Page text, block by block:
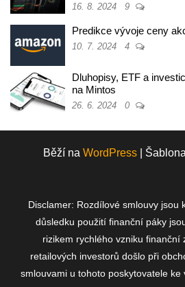
16. 8. 2024 9
Predikce vývoje ceny
10. 7. 2024 4
Dluhopisy, ETF a
na Mintos
26. 6. 2024 0
Běží na WordPress
Disclamer: Rozdílové smlouvy jsou
důsledku použití finanční páky
rizikem rychlého vzniku finanční
retailových investorů došlo při
smlouvami u tohoto poskytovatele ke